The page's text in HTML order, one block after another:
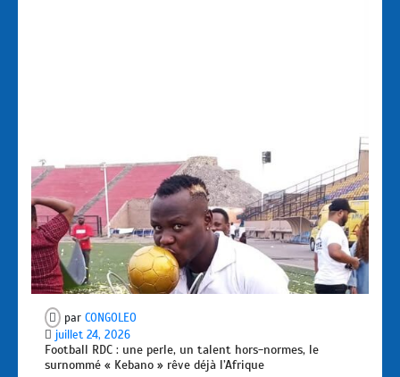
par CONGOLEO
juillet 24, 2026
Football RDC : une perle, un talent hors-normes, le
surnommé « Kebano » rêve déjà l’Afrique